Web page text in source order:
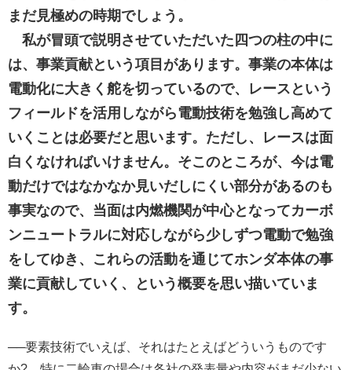
まだ見極めの時期でしょう。
私が冒頭で説明させていただいた四つの柱の中に
は、事業貢献という項目があります。事業の本体は
電動化に大きく舵を切っているので、レースという
フィールドを活用しながら電動技術を勉強し高めて
いくことは必要だと思います。ただし、レースは面
白くなければいけません。そこのところが、今は電
動だけではなかなか見いだしにくい部分があるのも
事実なので、当面は内燃機関が中心となってカーボ
ンニュートラルに対応しながら少しずつ電動で勉強
をしてゆき、これらの活動を通じてホンダ本体の事
業に貢献していく、という概要を思い描いていま
す。
──要素技術でいえば、それはたとえばどういうものです